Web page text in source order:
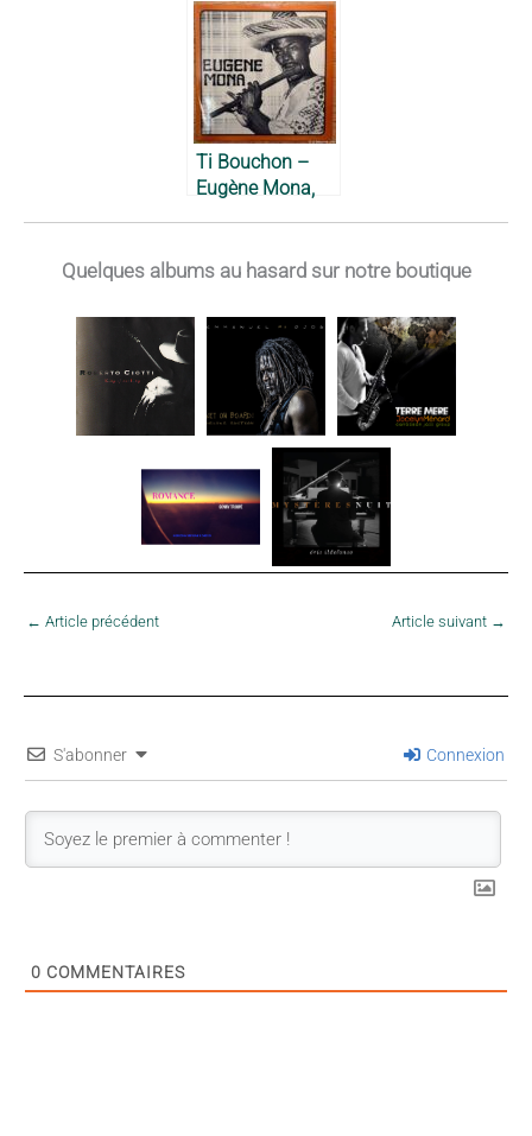
Jeff Joseph,
1984
Ti Bouchon –
Eugène Mona,
Quelques albums au hasard sur notre boutique
← Article précédent Article suivant →
S'abonner Connexion
0 COMMENTAIRES